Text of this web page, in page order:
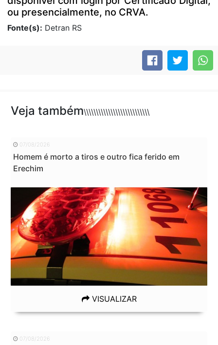
ou presencialmente, no CRVA.
Fonte(s): Detran RS
Veja também\\\\\\\\\\\\\\\\\\\\\\\\\\\
07/08/2026
Homem é morto a tiros e outro fica ferido em
Erechim
VISUALIZAR
07/08/2026